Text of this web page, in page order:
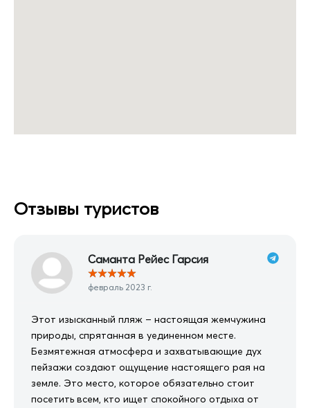
Отзывы туристов
Саманта Рейес Гарсия
★★★★★
февраль 2023 г.
Этот изысканный пляж – настоящая жемчужина
природы, спрятанная в уединенном месте.
Безмятежная атмосфера и захватывающие дух
пейзажи создают ощущение настоящего рая на
земле. Это место, которое обязательно стоит
посетить всем, кто ищет спокойного отдыха от